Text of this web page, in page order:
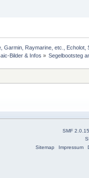
Garmin, Raymarine, etc.,
Bilder & Infos » Segelbootsteg
SMF 2.0.15
Sitemap
Impressum